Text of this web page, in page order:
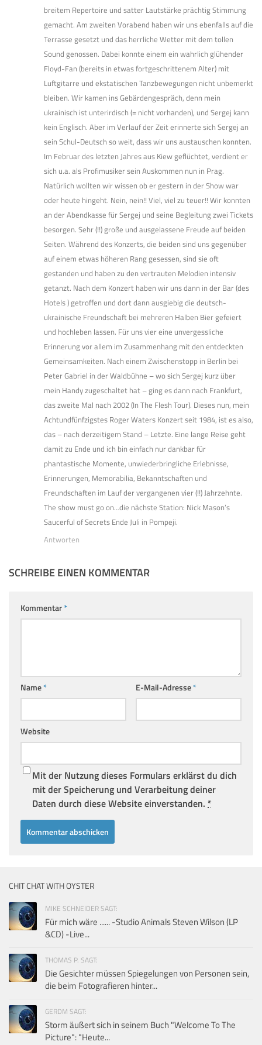
breitem Repertoire und satter Lautstärke prächtig Stimmung
gemacht. Am zweiten Vorabend haben wir uns ebenfalls auf die
Terrasse gesetzt und das herrliche Wetter mit dem tollen
Sound genossen. Dabei konnte einem ein wahrlich glühender
Floyd-Fan (bereits in etwas fortgeschrittenem Alter) mit
Luftgitarre und ekstatischen Tanzbewegungen nicht unbemerkt
bleiben. Wir kamen ins Gebärdengespräch, denn mein
ukrainisch ist unterirdisch (= nicht vorhanden), und Sergej kann
kein Englisch. Aber im Verlauf der Zeit erinnerte sich Sergej an
sein Schul-Deutsch so weit, dass wir uns austauschen konnten.
Im Februar des letzten Jahres aus Kiew geflüchtet, verdient er
sich u.a. als Profimusiker sein Auskommen nun in Prag.
Natürlich wollten wir wissen ob er gestern in der Show war
oder heute hingeht. Nein, nein!! Viel, viel zu teuer!! Wir konnten
an der Abendkasse für Sergej und seine Begleitung zwei Tickets
besorgen. Sehr (!!) große und ausgelassene Freude auf beiden
Seiten. Während des Konzerts, die beiden sind uns gegenüber
auf einem etwas höheren Rang gesessen, sind sie oft
gestanden und haben zu den vertrauten Melodien intensiv
getanzt. Nach dem Konzert haben wir uns dann in der Bar (des
Hotels ) getroffen und dort dann ausgiebig die deutsch-
ukrainische Freundschaft bei mehreren Halben Bier gefeiert
und hochleben lassen. Für uns vier eine unvergessliche
Erinnerung vor allem im Zusammenhang mit den entdeckten
Gemeinsamkeiten. Nach einem Zwischenstopp in Berlin bei
Peter Gabriel in der Waldbühne – wo sich Sergej kurz über
mein Handy zugeschaltet hat – ging es dann nach Frankfurt,
das zweite Mal nach 2002 (In The Flesh Tour). Dieses nun, mein
Achtundfünfzigstes Roger Waters Konzert seit 1984, ist es also,
das – nach derzeitigem Stand – Letzte. Eine lange Reise geht
damit zu Ende und ich bin einfach nur dankbar für
phantastische Momente, unwiederbringliche Erlebnisse,
Erinnerungen, Memorabilia, Bekanntschaften und
Freundschaften im Lauf der vergangenen vier (!!) Jahrzehnte.
The show must go on…die nächste Station: Nick Mason’s
Saucerful of Secrets Ende Juli in Pompeji.
Antworten
SCHREIBE EINEN KOMMENTAR
Kommentar*
Name* E-Mail-Adresse*
Website
Mit der Nutzung dieses Formulars erklärst du dich
mit der Speicherung und Verarbeitung deiner
Daten durch diese Website einverstanden. *
CHIT CHAT WITH OYSTER
MIKE SCHNEIDER SAGT:
Für mich wäre ...... -Studio Animals Steven Wilson (LP
&CD) -Live...
THOMAS P. SAGT:
Die Gesichter müssen Spiegelungen von Personen sein,
die beim Fotografieren hinter...
GERDM SAGT:
Storm äußert sich in seinem Buch "Welcome To The
Picture": "Heute...